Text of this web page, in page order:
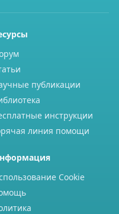
публикации
инструкции
линия помощи
Cookie